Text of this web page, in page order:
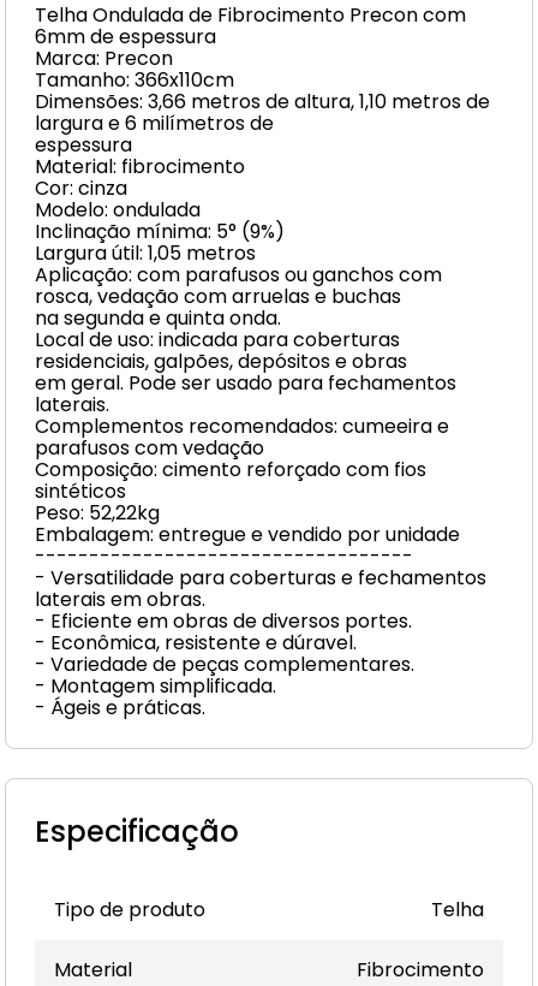
Telha Ondulada de Fibrocimento Precon com
6mm de espessura
Marca: Precon
Tamanho: 366x110cm
Dimensões: 3,66 metros de altura, 1,10 metros de
largura e 6 milímetros de
espessura
Material: fibrocimento
Cor: cinza
Modelo: ondulada
Inclinação mínima: 5° (9%)
Largura útil: 1,05 metros
Aplicação: com parafusos ou ganchos com
rosca, vedação com arruelas e buchas
na segunda e quinta onda.
Local de uso: indicada para coberturas
residenciais, galpões, depósitos e obras
em geral. Pode ser usado para fechamentos
laterais.
Complementos recomendados: cumeeira e
parafusos com vedação
Composição: cimento reforçado com fios
sintéticos
Peso: 52,22kg
Embalagem: entregue e vendido por unidade
-----------------------------------
- Versatilidade para coberturas e fechamentos
laterais em obras.
- Eficiente em obras de diversos portes.
- Econômica, resistente e dúravel.
- Variedade de peças complementares.
- Montagem simplificada.
- Ágeis e práticas.
Especificação
Tipo de produto Telha
Material Fibrocimento